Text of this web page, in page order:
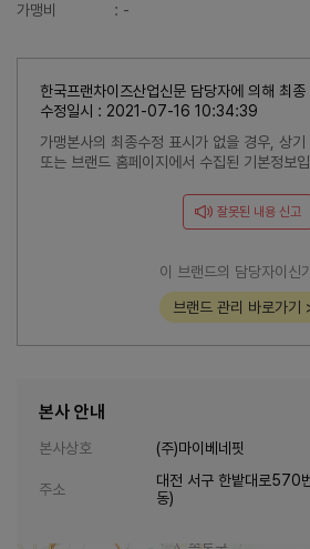
가맹비
: -
한국프랜차이즈산업신문 담당자에 의해 최
수정일시 : 2021-07-16 10:34:39
가맹본사의 최종수정 표시가 없을 경우, 상기
또는 브랜드 홈페이지에서 수집된 기본정보
잘못된 내용 신고
이 브랜드의 담당자이신
브랜드 관리 바로가기
본사 안내
본사상호 (주)마이베네핏
주소
대전 서구 한밭대로
동)